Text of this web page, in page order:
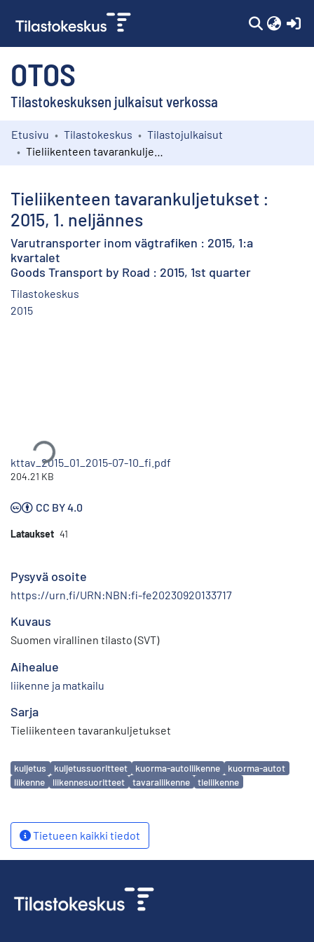
OTOS
Tilastokeskuksen julkaisut verkossa
Kokoelmat
Etusivu Tilastokeskus
Tilastojulkaisut
Tieliikenteen tavarankuljetukset :
2015, 1. neljännes
Varutransporter inom vägtrafiken : 2015, 1:a
kvartalet
Goods Transport by Road : 2015, 1st quarter
Tilastokeskus
2015
kttav_2015_01_2015-07-10_fi.pdf
204.21 KB
CC BY 4.0
Lataukset 41
Pysyvä osoite
https://urn.fi/URN:NBN:fi-fe20230920133717
Kuvaus
Suomen virallinen tilasto (SVT)
Aihealue
liikenne ja matkailu
Sarja
Tieliikenteen tavarankuljetukset
Avainsanat
kuljetus kuljetussuoritteet kuorma-autoliikenne
kuorma-autot
liikenne
liikennesuoritteet tavaraliikenne tieliikenne
Tietueen kaikki tiedot